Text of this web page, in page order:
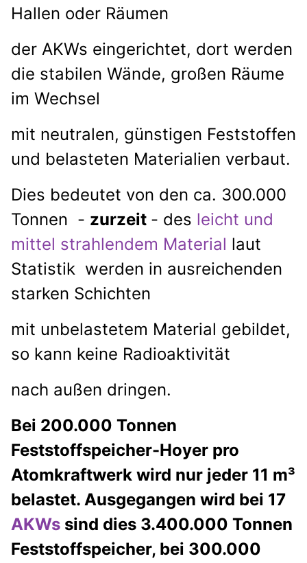
Hallen oder Räumen
der AKWs eingerichtet, dort werden
die stabilen Wände, großen Räume
im Wechsel
mit neutralen, günstigen Feststoffen
und belasteten Materialien verbaut.
Dies bedeutet von den ca. 300.000
Tonnen - zurzeit - des leicht und
mittel strahlendem Material laut
Statistik werden in ausreichenden
starken Schichten
mit unbelastetem Material gebildet,
so kann keine Radioaktivität
nach außen dringen.
Bei 200.000 Tonnen
Feststoffspeicher-Hoyer pro
Atomkraftwerk wird nur jeder 11 m³
belastet. Ausgegangen wird bei 17
AKWs sind dies 3.400.000 Tonnen
Feststoffspeicher, bei 300.000